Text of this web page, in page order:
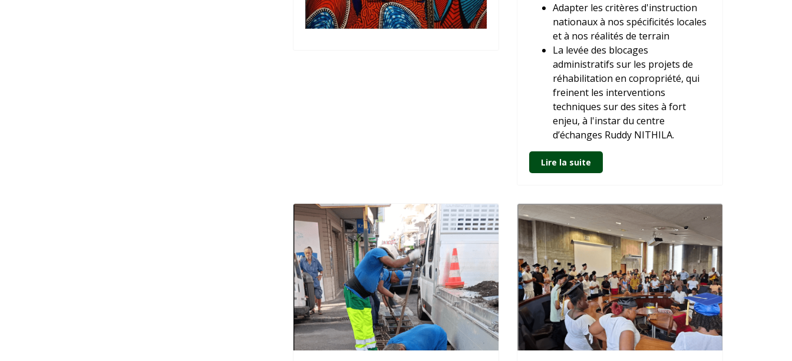
Adapter les critères d'instruction
nationaux à nos spécificités locales
et à nos réalités de terrain
La levée des blocages
administratifs sur les projets de
réhabilitation en copropriété, qui
freinent les interventions
techniques sur des sites à fort
enjeu, à l'instar du centre
d’échanges Ruddy NITHILA.
Lire la suite